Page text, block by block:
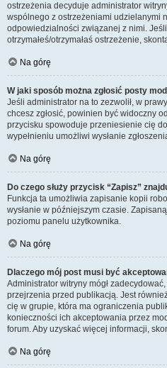
ostrzeżenia decyduje administrator
wspólnego z ostrzeżeniami udzielanymi
odpowiedzialności związanej z nimi.
otrzymałeś/otrzymałaś ostrzeżenie,
Na górę
W jaki sposób można zgłosić posty
Jeśli administrator na to zezwolił, w
chcesz zgłosić, powinien być widoczny
przycisku spowoduje przeniesienie cię
wypełnieniu umożliwi wysłanie
Na górę
Do czego służy przycisk “Zapisz”
Funkcja ta umożliwia zapisanie kopii
wysłanie w późniejszym czasie.
poziomu panelu użytkownika.
Na górę
Dlaczego mój post musi być
Administrator witryny mógł
przejrzenia przed publikacją. Jest
cię w grupie, która ma ograniczenia
konieczności ich akceptowania przez
forum. Aby uzyskać więcej informacji,
Na górę